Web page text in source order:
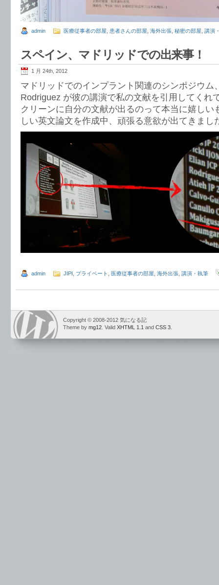
admin 医療従事者の部屋 患者さんの部屋 海外出張 秘密の部屋 講演
スペイン、マドリッドでの出来事！
1 月 24th, 2012
マドリッドでのインプラント関連のシンポジウム
Rodriguez が彼の講演で私の文献を引用してくれ
クリ ーンに自分の文献が出るのって本当に嬉し
しい英文論文を作成中、頑張る意欲が出てきまし
admin JIPI プライベート 医療従事者の部屋 海外出張 講演・執筆
Copyright © 2008-2012 気になる記
Theme by mg12 . Valid XHTML 1.1 and CSS 3